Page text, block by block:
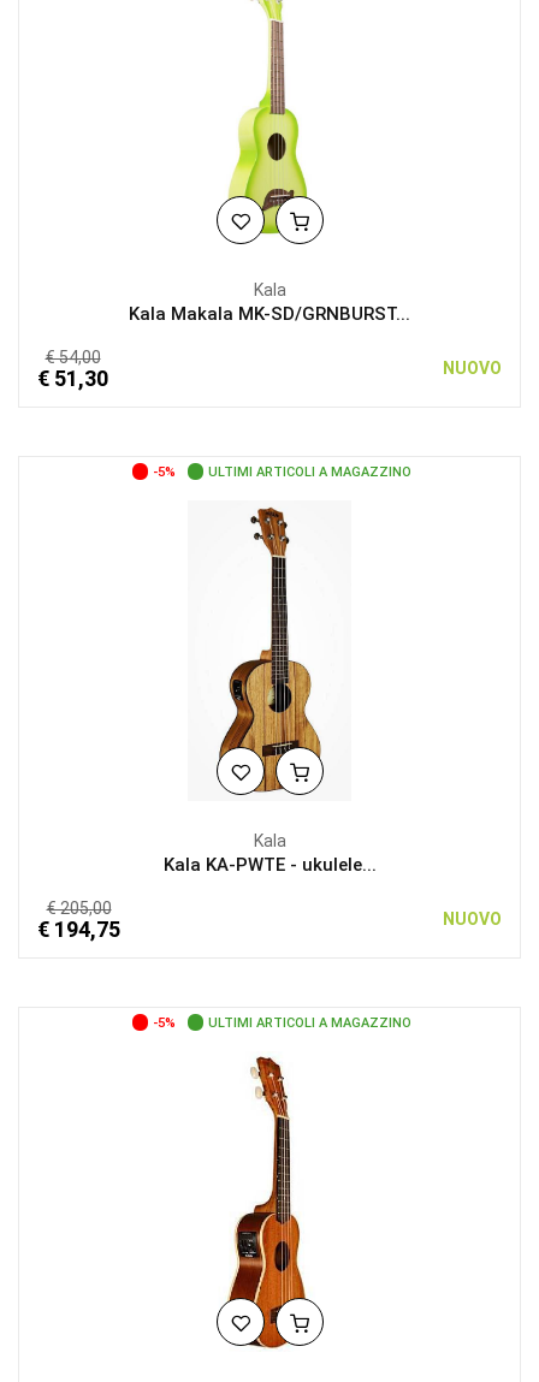
Kala
Kala Makala MK-SD/GRNBURST...
€ 54,00
€ 51,30 NUOVO
-5% ULTIMI ARTICOLI A MAGAZZINO
Kala
Kala KA-PWTE - ukulele...
€ 205,00
€ 194,75 NUOVO
-5% ULTIMI ARTICOLI A MAGAZZINO